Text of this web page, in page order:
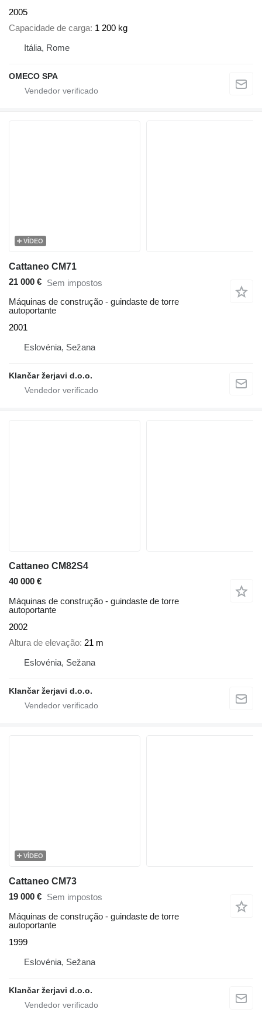
2005
Capacidade de carga 1 200 kg
Itália, Rome
OMECO SPA
VÍDEO
Cattaneo CM71
21 000 € Sem impostos
Máquinas de construção - guindaste de torre
autoportante
2001
Eslovénia, Sežana
Klančar žerjavi d.o.o.
Cattaneo CM82S4
40 000 €
Máquinas de construção - guindaste de torre
autoportante
2002
Altura de elevação 21 m
Eslovénia, Sežana
Klančar žerjavi d.o.o.
VÍDEO
Cattaneo CM73
19 000 € Sem impostos
Máquinas de construção - guindaste de torre
autoportante
1999
Eslovénia, Sežana
Klančar žerjavi d.o.o.